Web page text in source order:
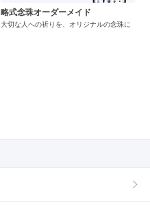
略式念珠オーダーメイド
大切な人への祈りを、オリジナルの念珠に